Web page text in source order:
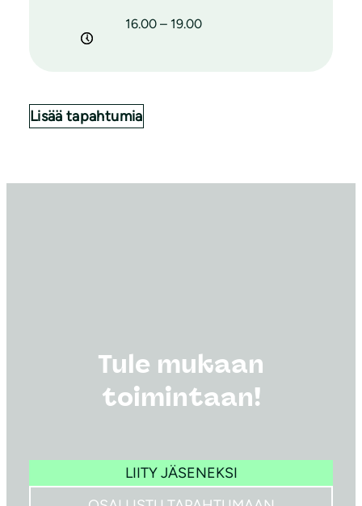
16.00 – 19.00
Lisää tapahtumia
Tule mukaan
toimintaan!
LIITY JÄSENEKSI